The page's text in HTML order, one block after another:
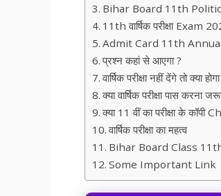
Bihar Board 11th
11th वार्षिक परीक्षा Exam
Admit Card 11th
प्रश्न कहां से आएगा ?
वार्षिक परीक्षा नहीं देंगे तो क्या
क्या वार्षिक परीक्षा पास करना
क्या 11 वीं का परीक्षा के कॉपी
वार्षिक परीक्षा का महत्व
Bihar Board Class
Some Important Link